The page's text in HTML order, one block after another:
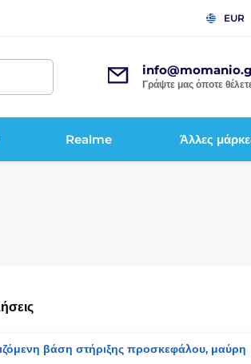
EUR
Γράψτε μας όποτε
Realme Άλλες
βάση στήριξης προσκεφάλου, μαύρη